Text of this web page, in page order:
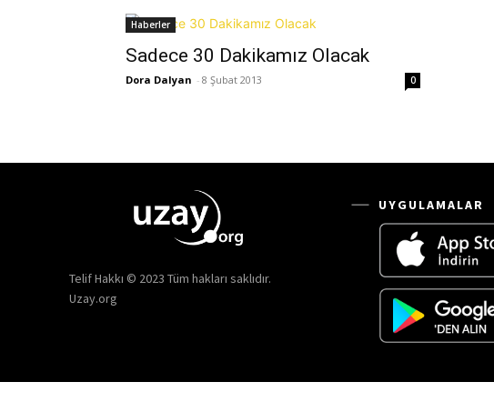
Haberler
Sadece 30 Dakikamız Olacak
Dora Dalyan - 8 Şubat 2013 0
Telif Hakkı © 2023 Tüm hakları saklıdır.
Uzay.org
UYGULAMALAR